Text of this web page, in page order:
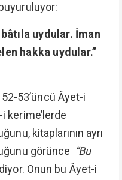
uydular. İman
hakka uydular.”
53’üncü Âyet-i
kerime’lerde
kitaplarının ayrı
görünce “Bu
diyor. Onun bu Âyet-i